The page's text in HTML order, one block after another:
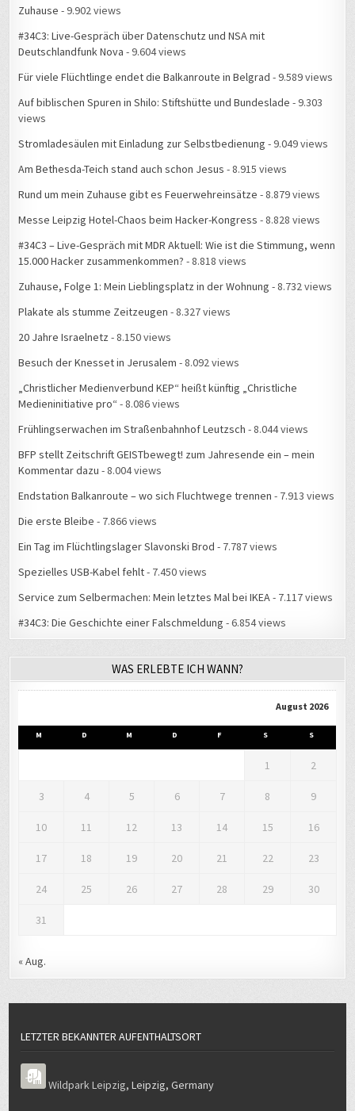
Zuhause - 9.902 views
#34C3: Live-Gespräch über Datenschutz und NSA mit
Deutschlandfunk Nova - 9.604 views
Für viele Flüchtlinge endet die Balkanroute in Belgrad - 9.589 views
Auf biblischen Spuren in Shilo: Stiftshütte und Bundeslade - 9.303
views
Stromladesäulen mit Einladung zur Selbstbedienung - 9.049 views
Am Bethesda-Teich stand auch schon Jesus - 8.915 views
Rund um mein Zuhause gibt es Feuerwehreinsätze - 8.879 views
Messe Leipzig Hotel-Chaos beim Hacker-Kongress - 8.828 views
#34C3 – Live-Gespräch mit MDR Aktuell: Wie ist die Stimmung, wenn
15.000 Hacker zusammenkommen? - 8.818 views
Zuhause, Folge 1: Mein Lieblingsplatz in der Wohnung - 8.732 views
Plakate als stumme Zeitzeugen - 8.327 views
20 Jahre Israelnetz - 8.150 views
Besuch der Knesset in Jerusalem - 8.092 views
„Christlicher Medienverbund KEP“ heißt künftig „Christliche
Medieninitiative pro“ - 8.086 views
Frühlingserwachen im Straßenbahnhof Leutzsch - 8.044 views
BFP stellt Zeitschrift GEISTbewegt! zum Jahresende ein – mein
Kommentar dazu - 8.004 views
Endstation Balkanroute – wo sich Fluchtwege trennen - 7.913 views
Die erste Bleibe - 7.866 views
Ein Tag im Flüchtlingslager Slavonski Brod - 7.787 views
Spezielles USB-Kabel fehlt- 7.450 views
Service zum Selbermachen: Mein letztes Mal bei IKEA- 7.117 views
#34C3: Die Geschichte einer Falschmeldung - 6.854 views
WAS ERLEBTE ICH WANN?
August 2026
M D M D F S S
1 2
3 4 5 6 7 8 9
10 11 12 13 14 15 16
17 18 19 20 21 22 23
24 25 26 27 28 29 30
31
« Aug.
LETZTER BEKANNTER AUFENTHALTSORT
Wildpark Leipzig,Leipzig,Germany